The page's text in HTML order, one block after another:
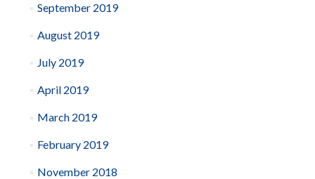
September 2019
August 2019
July 2019
April 2019
March 2019
February 2019
November 2018